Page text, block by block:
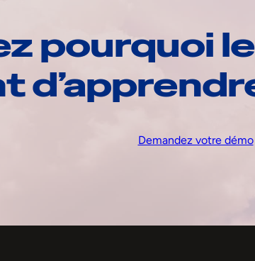
pourquoi
Demandez votre démo